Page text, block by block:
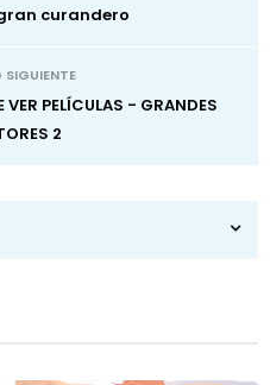
curandero
VER PELÍCULAS - GRANDES
2